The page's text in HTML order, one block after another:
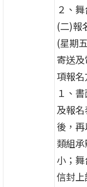
２、
(二)報
(星期
寄送
項報名
１、
及報
後，
類組
小；
信封